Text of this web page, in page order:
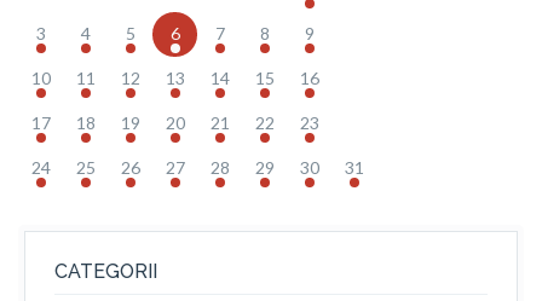
3 4 5 6 7 8 9
10 11 12 13 14 15 16
17 18 19 20 21 22 23
24 25 26 27 28 29 30 31
CATEGORII